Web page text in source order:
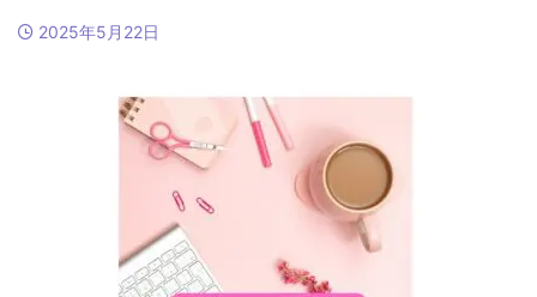
2025年5月22日